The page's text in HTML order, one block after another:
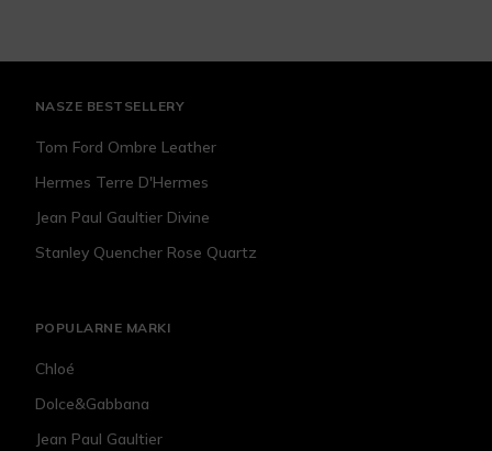
NASZE BESTSELLERY
Tom Ford Ombre Leather
Hermes Terre D'Hermes
Jean Paul Gaultier Divine
Stanley Quencher Rose Quartz
POPULARNE MARKI
Chloé
Dolce&Gabbana
Jean Paul Gaultier